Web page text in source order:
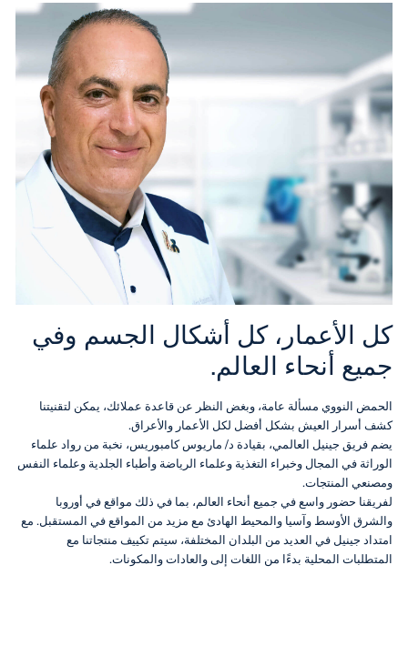
كل الأعمار، كل أشكال الجسم وفي
جميع أنحاء العالم.
الحمض النووي مسألة عامة، وبغض النظر عن قاعدة عملائك، يمكن لتقنيتنا
كشف أسرار العيش بشكل أفضل لكل الأعمار والأعراق.
يضم فريق جينيل العالمي، بقيادة د/ ماريوس كامبوريس، نخبة من رواد علماء
الوراثة في المجال وخبراء التغذية وعلماء الرياضة وأطباء الجلدية وعلماء النفس
ومصنعي المنتجات.
لفريقنا حضور واسع في جميع أنحاء العالم، بما في ذلك مواقع في أوروبا
والشرق الأوسط وآسيا والمحيط الهادئ مع مزيد من المواقع في المستقبل. مع
امتداد جينيل في العديد من البلدان المختلفة، سيتم تكييف منتجاتنا مع
المتطلبات المحلية بدءًا من اللغات إلى والعادات والمكونات.